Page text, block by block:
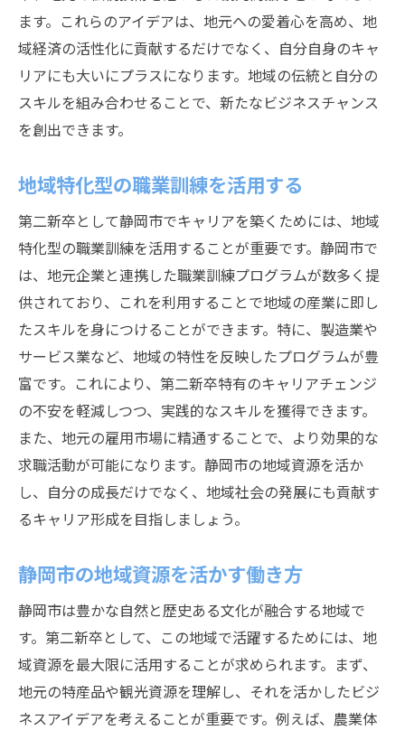
ます。これらのアイデアは、地元への愛着心を高め、地
域経済の活性化に貢献するだけでなく、自分自身のキャ
リアにも大いにプラスになります。地域の伝統と自分の
スキルを組み合わせることで、新たなビジネスチャンス
を創出できます。
地域特化型の職業訓練を活用する
第二新卒として静岡市でキャリアを築くためには、地域
特化型の職業訓練を活用することが重要です。静岡市で
は、地元企業と連携した職業訓練プログラムが数多く提
供されており、これを利用することで地域の産業に即し
たスキルを身につけることができます。特に、製造業や
サービス業など、地域の特性を反映したプログラムが豊
富です。これにより、第二新卒特有のキャリアチェンジ
の不安を軽減しつつ、実践的なスキルを獲得できます。
また、地元の雇用市場に精通することで、より効果的な
求職活動が可能になります。静岡市の地域資源を活か
し、自分の成長だけでなく、地域社会の発展にも貢献す
るキャリア形成を目指しましょう。
静岡市の地域資源を活かす働き方
静岡市は豊かな自然と歴史ある文化が融合する地域で
す。第二新卒として、この地域で活躍するためには、地
域資源を最大限に活用することが求められます。まず、
地元の特産品や観光資源を理解し、それを活かしたビジ
ネスアイデアを考えることが重要です。例えば、農業体